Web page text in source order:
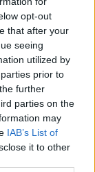
opt-out
that after your
seeing
utilized by
prior to
further
parties on the
may
IAB’s List of
it to other
drzewami,